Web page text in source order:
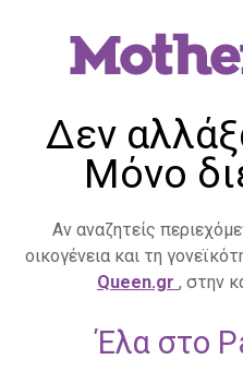
Δεν
Μόνο
Αν αναζητείς
οικογένεια και τη
Queen.gr , στην
Έλα στο